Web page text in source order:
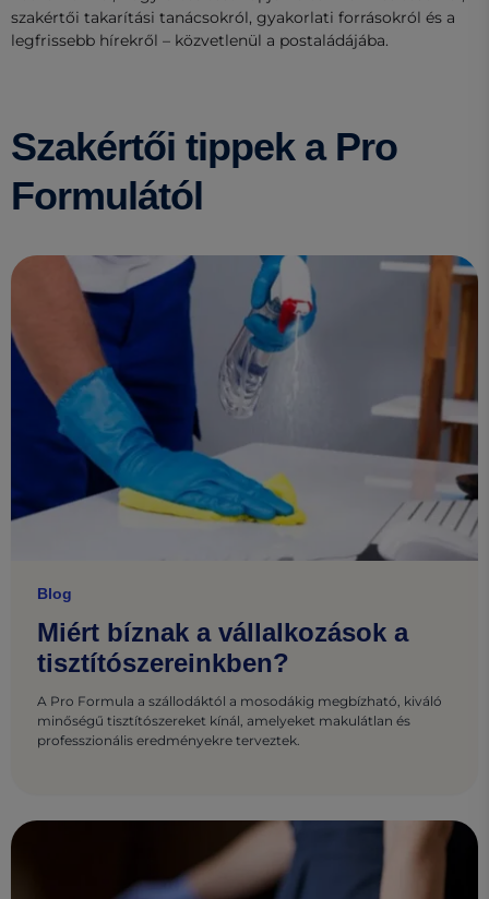
szakértői takarítási tanácsokról, gyakorlati forrásokról és a
legfrissebb hírekről – közvetlenül a postaládájába.
Szakértői tippek a Pro
Formulától
Blog
Miért bíznak a vállalkozások a
tisztítószereinkben?
A Pro Formula a szállodáktól a mosodákig megbízható, kiváló
minőségű tisztítószereket kínál, amelyeket makulátlan és
professzionális eredményekre terveztek.